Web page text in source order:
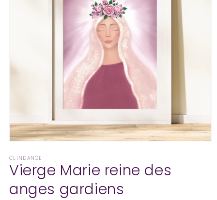
média
1
dans
fenêtre
modale
CLINDANGE
Vierge Marie reine des
anges gardiens